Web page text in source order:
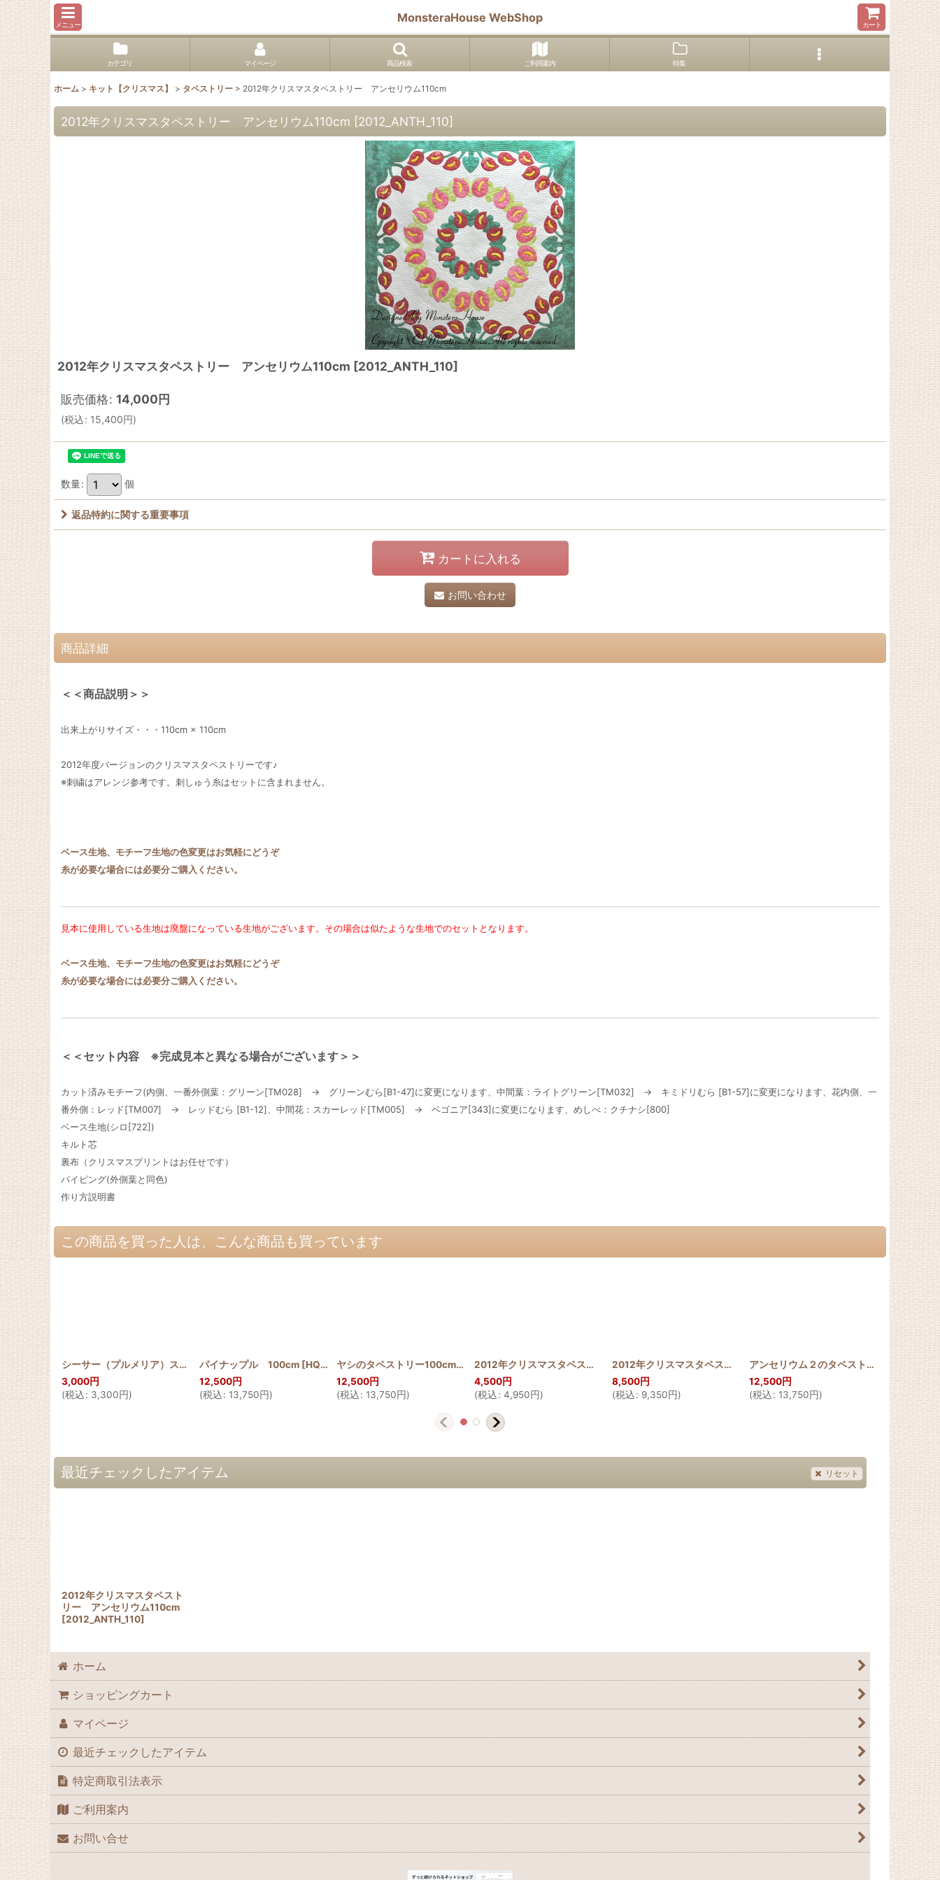
メニュー
MonsteraHouse WebShop
カート
カテゴリ マイページ 商品検索 ご利用案内 特集
ホーム > キット【クリスマス】 > タペストリー > 2012年クリスマスタペストリー アンセリウム110cm
2012年クリスマスタペストリー アンセリウム110cm [2012_ANTH_110]
2012年クリスマスタペストリー アンセリウム110cm [2012_ANTH_110]
販売価格: 14,000円
(税込: 15,400円)
数量: 個
返品特約に関する重要事項
カートに入れる
お問い合わせ
商品詳細
＜＜商品説明＞＞
出来上がりサイズ・・・110cm × 110cm
2012年度バージョンのクリスマスタペストリーです♪
※刺繍はアレンジ参考です。刺しゅう糸はセットに含まれません。
ベース生地、モチーフ生地の色変更はお気軽にどうぞ
糸が必要な場合には必要分ご購入ください。
見本に使用している生地は廃盤になっている生地がございます。その場合は似たような生地でのセットとなります。
ベース生地、モチーフ生地の色変更はお気軽にどうぞ
糸が必要な場合には必要分ご購入ください。
＜＜セット内容 ※完成見本と異なる場合がございます＞＞
カット済みモチーフ(内側、一番外側葉：グリーン[TM028] → グリーンむら[B1-47]に変更になります、中間葉：ライトグリーン[TM032] → キミドリむら [B1-57]に変更になります、花内側、一
番外側：レッド[TM007] → レッドむら [B1-12]、中間花：スカーレッド[TM005] → ベゴニア[343]に変更になります、めしべ：クチナシ[800]
ベース生地(シロ[722])
キルト芯
裏布（クリスマスプリントはお任せです）
パイピング(外側葉と同色)
作り方説明書
この商品を買った人は、こんな商品も買っています
シーサー（プルメリア）ステンドグラスキルトタペストリー SQQT30_SHISA_PUL]
3,000円
(税込: 3,300円)
パイナップル 100cm [HQT100_PINE
]
12,500円
(税込: 13,750円)
ヤシのタペストリー100cm
[HQT100_NIU]
12,500円
(税込: 13,750円)
2012年クリスマスタペストリー アンセリウム [2012_ANTH_40]
4,500円
(税込: 4,950円)
2012年クリスマスタペストリー アンセリウム80cm [2012_ANTH_80
8,500円
(税込: 9,350円)
アンセリウム２のタペストリー100cm
12,500円
(税込: 13,750円)
最近チェックしたアイテム リセット
2012年クリスマスタペスト
リー アンセリウム110cm
[2012_ANTH_110]
ホーム
ショッピングカート
マイページ
最近チェックしたアイテム
特定商取引法表示
ご利用案内
お問い合せ